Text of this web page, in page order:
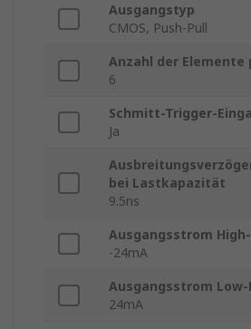
Ausgangstyp
CMOS, Push-Pull
Anzahl der Elemente
6
Schmitt-Trigger-
Ja
bei Lastkapazität
9.5ns
Ausgangsstrom
-24mA
Ausgangsstrom Low-
24mA